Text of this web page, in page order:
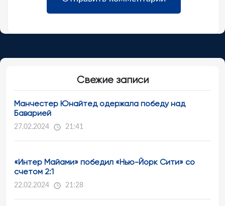
Свежие записи
Манчестер Юнайтед одержала победу над
Баварией
27.02.2024 21:41
«Интер Майами» победил «Нью-Йорк Сити» со
счетом 2:1
22.02.2024 21:28